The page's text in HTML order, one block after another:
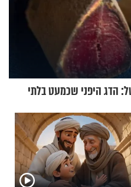
הדג היפני שכמעט בלתי